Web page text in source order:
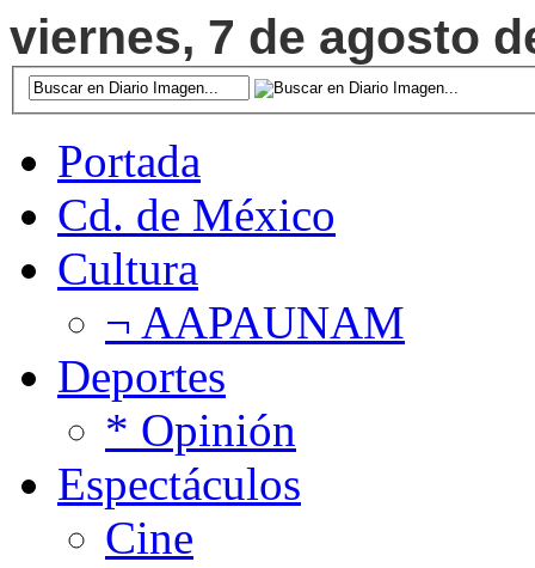
viernes, 7 de agosto
Portada
Cd. de México
Cultura
¬ AAPAUNAM
Deportes
* Opinión
Espectáculos
Cine